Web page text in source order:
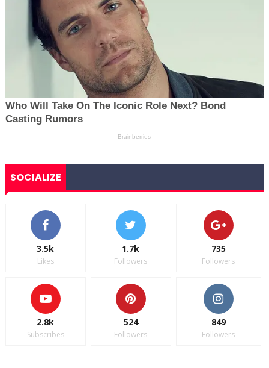
SOCIALIZE
3.5k
Likes
1.7k
Followers
735
Followers
2.8k
Subscribes
524
Followers
849
Followers